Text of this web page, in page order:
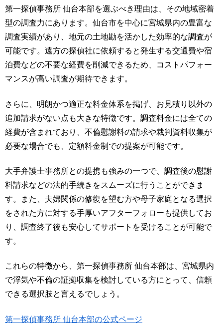
第一探偵事務所 仙台本部を選ぶべき理由は、その地域密着
型の調査力にあります。仙台市を中心に宮城県内の豊富な
調査実績があり、地元の土地勘を活かした効率的な調査が
可能です。遠方の探偵社に依頼すると発生する交通費や宿
泊費などの不要な経費を削減できるため、コストパフォー
マンスが高い調査が期待できます。
さらに、明朗かつ適正な料金体系を掲げ、お見積り以外の
追加請求がない点も大きな特徴です。調査料金には全ての
経費が含まれており、不倫慰謝料の請求や裁判資料収集が
必要な場合でも、定額料金制での提案が可能です。
大手弁護士事務所との提携も強みの一つで、調査後の慰謝
料請求などの法的手続きをスムーズに行うことができま
す。また、夫婦関係の修復を望む方や母子家庭となる選択
をされた方に対する手厚いアフターフォローも提供してお
り、調査終了後も安心してサポートを受けることが可能で
す。
これらの特徴から、第一探偵事務所 仙台本部は、宮城県内
で浮気や不倫の証拠収集を検討している方にとって、信頼
できる選択肢と言えるでしょう。
第一探偵事務所 仙台本部の公式ページ